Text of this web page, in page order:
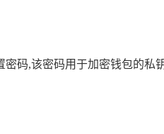
密码,该密码用于加密钱包的